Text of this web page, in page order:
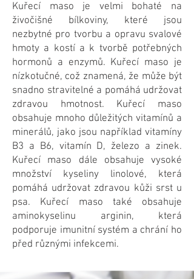
Kuřecí maso je velmi bohaté na
živočišné bílkoviny, které jsou
nezbytné pro tvorbu a opravu svalové
hmoty a kostí a k tvorbě potřebných
hormonů a enzymů. Kuřecí maso je
nízkotučné, což znamená, že může být
snadno stravitelné a pomáhá udržovat
zdravou hmotnost. Kuřecí maso
obsahuje mnoho důležitých vitamínů a
minerálů, jako jsou například vitamíny
B3 a B6, vitamín D, železo a zinek.
Kuřecí maso dále obsahuje vysoké
množství kyseliny linolové, která
pomáhá udržovat zdravou kůži srst u
psa. Kuřecí maso také obsahuje
aminokyselinu arginin, která
podporuje imunitní systém a chrání ho
před různými infekcemi.